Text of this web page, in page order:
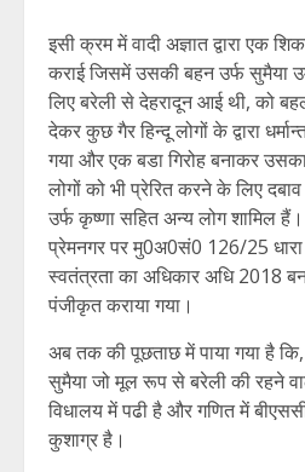
इसी क्रम में वादी अज्ञात द्वारा एक
कराई जिसमें उसकी बहन उर्फ सुमैया
लिए बरेली से देहरादून आई थी, को
देकर कुछ गैर हिन्दू लोगों के द्वारा
गया और एक बडा गिरोह बनाकर
लोगों को भी प्रेरित करने के लिए
उर्फ कृष्णा सहित अन्य लोग शामिल
प्रेमनगर पर मु0अ0सं0 126/25 धारा
स्वतंत्रता का अधिकार अधि 2018
पंजीकृत कराया गया।
अब तक की पूछताछ में पाया गया है कि,
सुमैया जो मूल रूप से बरेली की रहने
विधालय में पढी है और गणित में
कुशाग्र है।